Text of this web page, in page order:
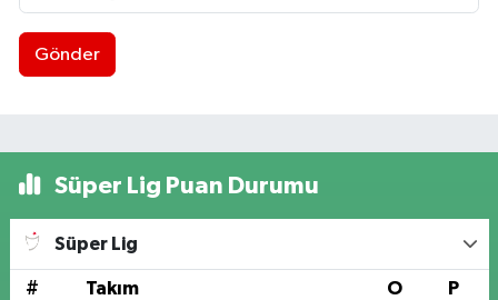
Gönder
Süper Lig Puan Durumu
Süper Lig
# Takım O P